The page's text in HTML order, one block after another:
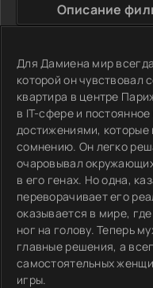
Описание
Для Дамиена мир
которой он чувствовал
квартира в центре
в IT-сфере и
достижениями, которые
сомнению. Он легко
очаровывал
в его генах. Но одна,
переворачивает его
оказывается в мире,
ног на голову. Теперь
главные решения, а
самостоятельных
игры.